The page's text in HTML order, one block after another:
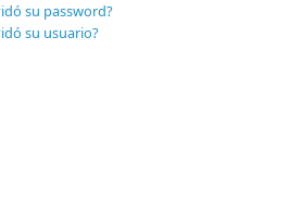
su password?
su usuario?